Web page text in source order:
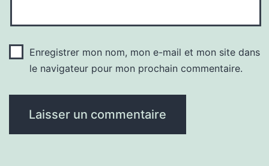
Enregistrer mon nom, mon e-mail et mon site dans
le navigateur pour mon prochain commentaire.